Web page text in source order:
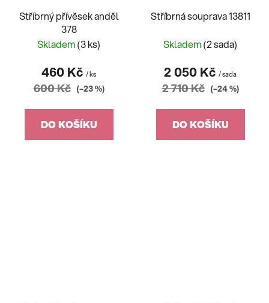
Stříbrný přívěsek anděl
378
Skladem(3 ks)
460 Kč / ks
600 Kč (–23 %)
DO KOŠÍKU
Stříbrná souprava 13811
Skladem(2 sada)
2 050 Kč / sada
2 710 Kč (–24 %)
DO KOŠÍKU